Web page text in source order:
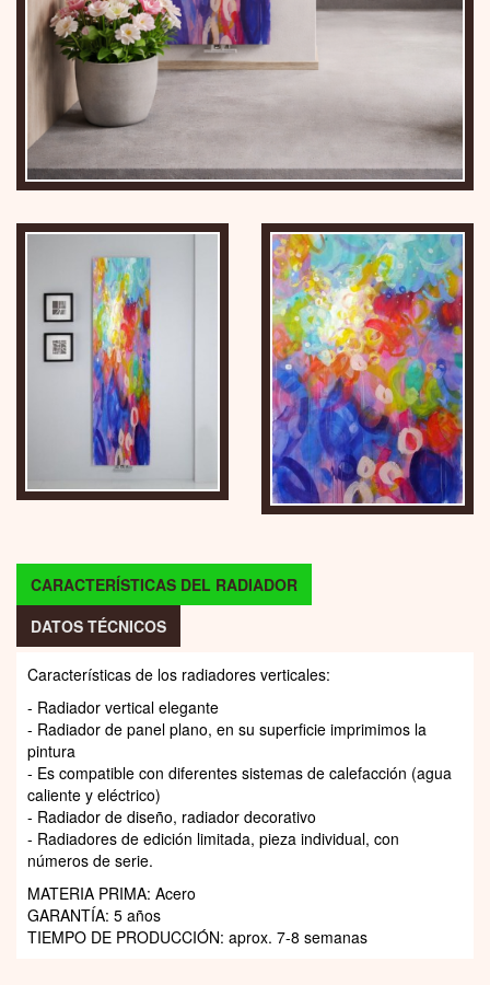
CARACTERÍSTICAS DEL RADIADOR
DATOS TÉCNICOS
Características de los radiadores verticales:
- Radiador vertical elegante
- Radiador de panel plano, en su superficie imprimimos la
pintura
- Es compatible con diferentes sistemas de calefacción (agua
caliente y eléctrico)
- Radiador de diseño, radiador decorativo
- Radiadores de edición limitada, pieza individual, con
números de serie.
MATERIA PRIMA: Acero
GARANTÍA: 5 años
TIEMPO DE PRODUCCIÓN: aprox. 7-8 semanas